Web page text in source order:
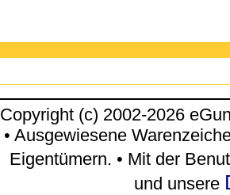
Copyright (c) 2002-2026
• Ausgewiesene
Eigentümern. • Mit der
und unsere